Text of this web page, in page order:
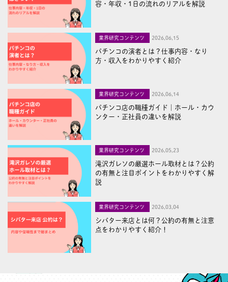
容・年収・1日の流れのリアルを解説
業界研究コンテンツ 2026,06,15
パチンコの演者とは？仕事内容・なり
方・収入をわかりやすく紹介
業界研究コンテンツ 2026,06,14
パチンコ店の職種ガイド｜ホール・カウ
ンター・正社員の違いを解説
業界研究コンテンツ 2026,05,23
滝沢ガレソの厳選ホール取材とは？公約
の有無と注目ポイントをわかりやすく解
説
業界研究コンテンツ 2026,03,04
シバター来店とは何？公約の有無と注意
点をわかりやすく紹介！